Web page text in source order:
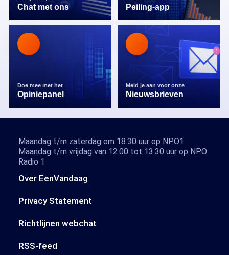
Chat met ons Peiling-app
Doe mee met het
Opiniepanel
Meld je aan voor onze
Nieuwsbrieven
Over EenVandaag
Privacy Statement
Richtlijnen webchat
RSS-feed
Maandag t/m zaterdag om 18.30 uur op NPO1
Maandag t/m vrijdag van 12.00 tot 13.30 uur op NPO
Radio 1